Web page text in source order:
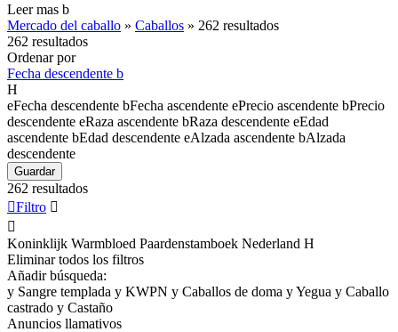
Leer mas b
Mercado del caballo » Caballos » 262 resultados
262 resultados
Ordenar por
Fecha descendente b
H
eFecha descendente bFecha ascendente ePrecio ascendente bPrecio
descendente eRaza ascendente bRaza descendente eEdad
ascendente bEdad descendente eAlzada ascendente bAlzada
descendente
Guardar
262 resultados
Filtro 

Koninklijk Warmbloed Paardenstamboek Nederland H
Eliminar todos los filtros
Añadir búsqueda:
y Sangre templada y KWPN y Caballos de doma yYegua y Caballo
castrado y Castaño
Anuncios llamativos